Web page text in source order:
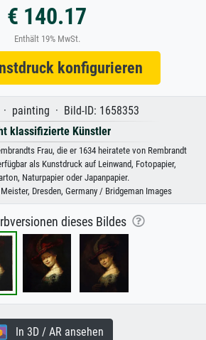
€ 140.17
Enthält 19% MwSt.
konfigurieren
painting · Bild-ID: 1658353
klassifizierte Künstler
Frau, die er 1634 heiratete von Rembrandt
als Kunstdruck auf Leinwand, Fotopapier,
Naturpapier oder Japanpapier.
Dresden, Germany / Bridgeman Images
dieses Bildes
In 3D / AR ansehen